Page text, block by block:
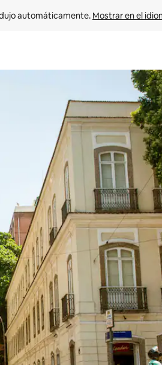
automáticamente. Mostrar en el
arriba y hacia abajo o explora con el